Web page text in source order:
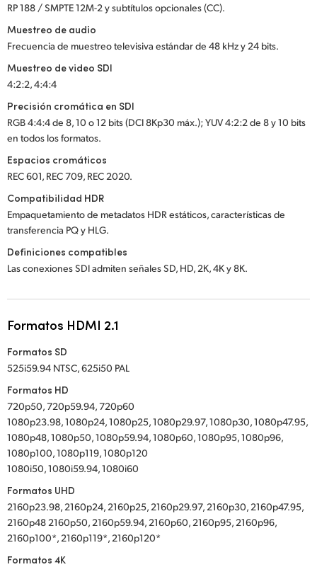
RP 188 / SMPTE 12M-2 y subtítulos opcionales (CC).
Muestreo de audio
Frecuencia de muestreo televisiva estándar de 48 kHz y 24 bits.
Muestreo de video SDI
4:2:2, 4:4:4
Precisión cromática en SDI
RGB 4:4:4 de 8, 10 o 12 bits (DCI 8Kp30 máx.); YUV 4:2:2 de 8 y 10 bits
en todos los formatos.
Espacios cromáticos
REC 601, REC 709, REC 2020.
Compatibilidad HDR
Empaquetamiento de metadatos HDR estáticos, características de
transferencia PQ y HLG.
Definiciones compatibles
Las conexiones SDI admiten señales SD, HD, 2K, 4K y 8K.
Formatos HDMI 2.1
Formatos SD
525i59.94 NTSC, 625i50 PAL
Formatos HD
720p50, 720p59.94, 720p60
1080p23.98, 1080p24, 1080p25, 1080p29.97, 1080p30, 1080p47.95,
1080p48, 1080p50, 1080p59.94, 1080p60, 1080p95, 1080p96,
1080p100, 1080p119, 1080p120
1080i50, 1080i59.94, 1080i60
Formatos UHD
2160p23.98, 2160p24, 2160p25, 2160p29.97, 2160p30, 2160p47.95,
2160p48 2160p50, 2160p59.94, 2160p60, 2160p95, 2160p96,
2160p100*, 2160p119*, 2160p120*
Formatos 4K